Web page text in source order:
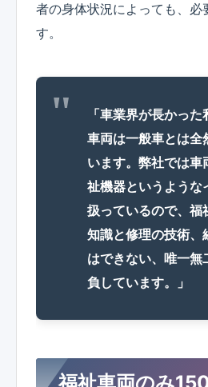
者の身体状況によっても、必
す。
「車業界が長かっ
車両は一般車とは全
います。弊社では車
祉機器というような
扱っているので、福
知識と修理の技術、
はできない、唯一無
負しています。」